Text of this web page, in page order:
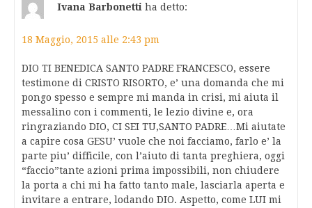
Ivana Barbonetti ha detto:
18 Maggio, 2015 alle 2:43 pm
DIO TI BENEDICA SANTO PADRE FRANCESCO, essere
testimone di CRISTO RISORTO, e’ una domanda che mi
pongo spesso e sempre mi manda in crisi, mi aiuta il
messalino con i commenti, le lezio divine e, ora
ringraziando DIO, CI SEI TU,SANTO PADRE…Mi aiutate
a capire cosa GESU’ vuole che noi facciamo, farlo e’ la
parte piu’ difficile, con l’aiuto di tanta preghiera, oggi
“faccio”tante azioni prima impossibili, non chiudere
la porta a chi mi ha fatto tanto male, lasciarla aperta e
invitare a entrare, lodando DIO. Aspetto, come LUI mi